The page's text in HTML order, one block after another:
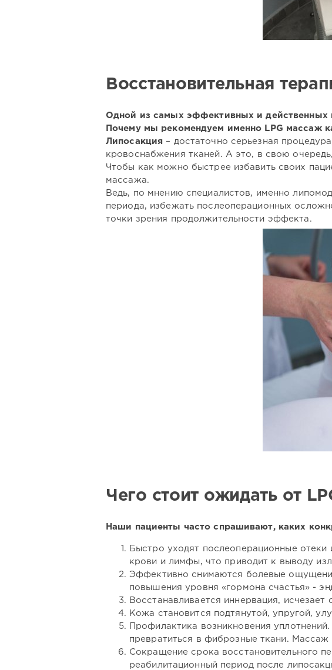
Восстановительная
Одной из самых эффективных и действенных
Почему мы рекомендуем именно LPG массаж
Липосакция – достаточно серьезная
кровоснабжения тканей. А это, в свою
Чтобы как можно быстрее избавить своих
массажа.
Ведь, по мнению специалистов, именно
периода, избежать послеоперационных
точки зрения продолжительности эффекта.
Чего стоит ожидать от
Наши пациенты часто спрашивают, каких
Быстро уходят послеоперационные
крови и лимфы, что приводит к выводу
Эффективно снимаются болевые
повышения уровня «гормона счастья» -
Восстанавливается иннервация,
Кожа становится подтянутой, упругой,
Профилактика возникновения
превратиться в фиброзные ткани. Массаж
Сокращение срока восстановительного
реабилитационный период после